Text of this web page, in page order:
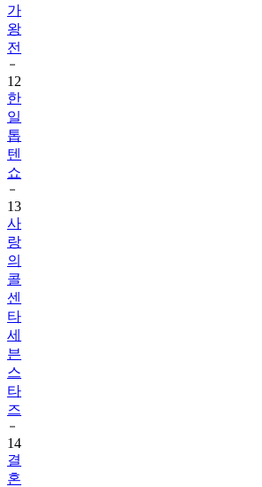
가
왕
전
12
한
일
톱
텐
쇼
13
사
랑
의
콜
센
타
세
븐
스
타
즈
14
결
혼